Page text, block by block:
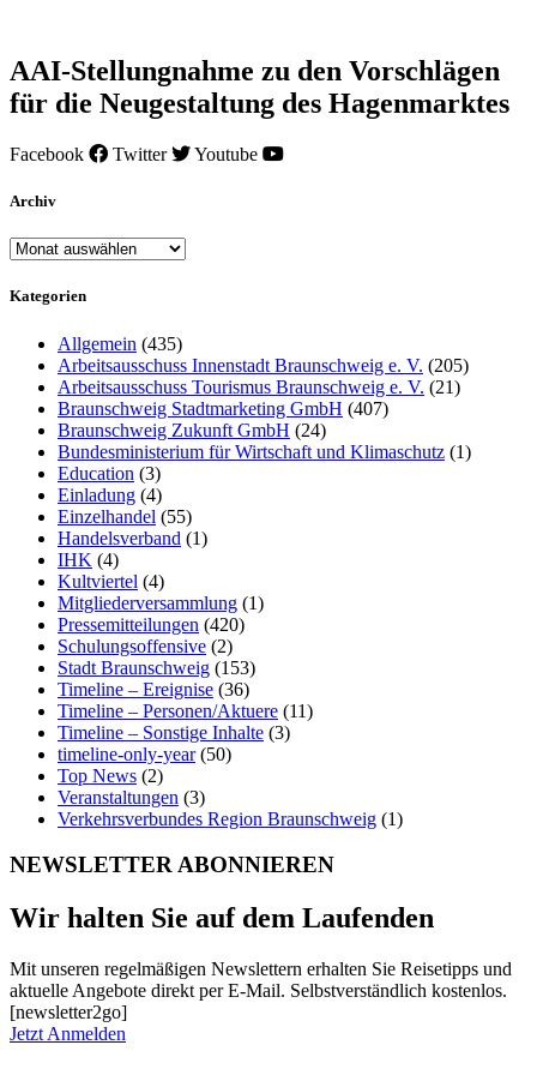
AAI-Stellungnahme zu den Vorschlägen
für die Neugestaltung des Hagenmarktes
Facebook Twitter Youtube
Archiv
Archiv
Kategorien
Allgemein (435)
Arbeitsausschuss Innenstadt Braunschweig e. V. (205)
Arbeitsausschuss Tourismus Braunschweig e. V. (21)
Braunschweig Stadtmarketing GmbH (407)
Braunschweig Zukunft GmbH (24)
Bundesministerium für Wirtschaft und Klimaschutz (1)
Education (3)
Einladung (4)
Einzelhandel (55)
Handelsverband (1)
IHK (4)
Kultviertel (4)
Mitgliederversammlung (1)
Pressemitteilungen (420)
Schulungsoffensive (2)
Stadt Braunschweig (153)
Timeline – Ereignise (36)
Timeline – Personen/Aktuere (11)
Timeline – Sonstige Inhalte (3)
timeline-only-year(50)
Top News (2)
Veranstaltungen (3)
Verkehrsverbundes Region Braunschweig (1)
NEWSLETTER ABONNIEREN
Wir halten Sie auf dem Laufenden
Mit unseren regelmäßigen Newslettern erhalten Sie Reisetipps und
aktuelle Angebote direkt per E-Mail. Selbstverständlich kostenlos.
[newsletter2go]
Jetzt Anmelden